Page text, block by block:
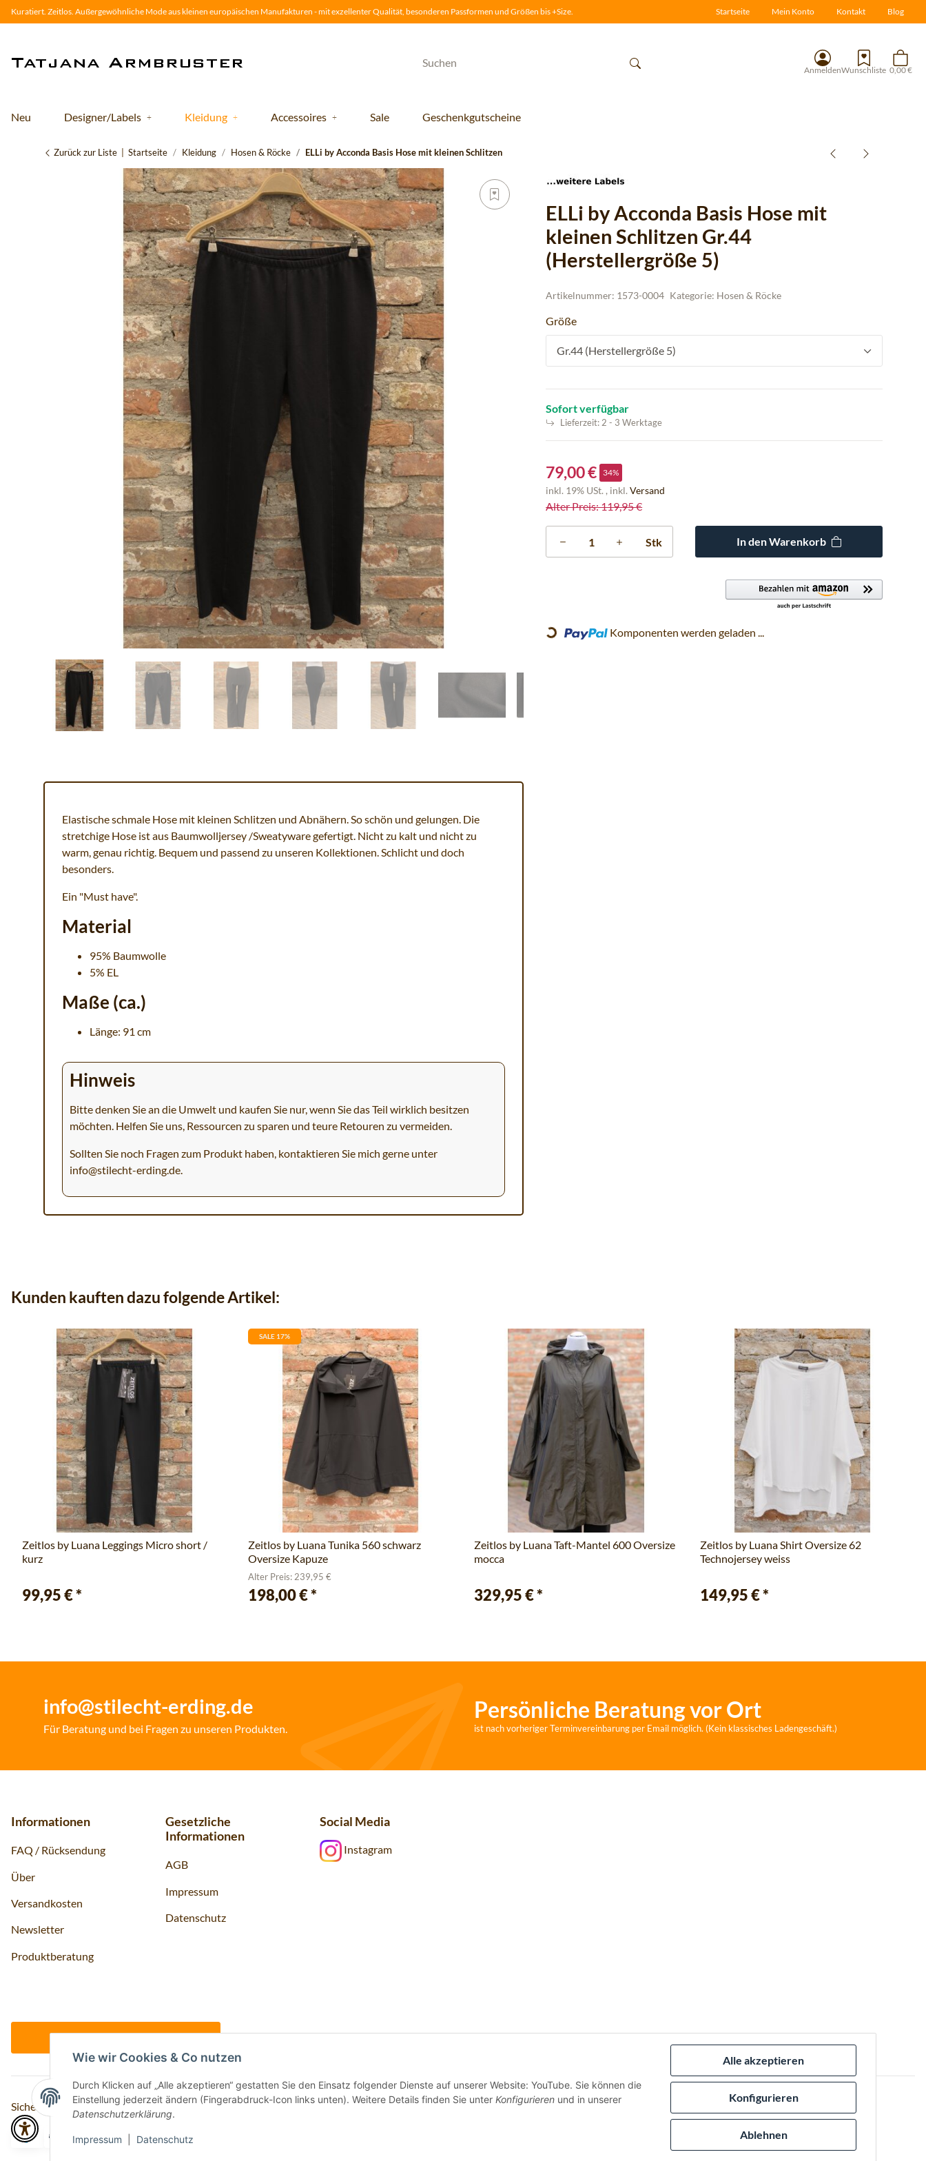
Alle akzeptieren
Konfigurieren
Ablehnen
Wie wir Cookies & Co nutzen
Durch Klicken auf „Alle akzeptieren“ gestatten Sie den Einsatz folgender Dienste auf unserer Website: YouTube. Sie können die
Einstellung jederzeit ändern (Fingerabdruck-Icon links unten). Weitere Details finden Sie unter Konfigurieren und in unserer
Datenschutzerklärung.
Impressum Datenschutz
Kuratiert. Zeitlos. Außergewöhnliche Mode aus kleinen europäischen Manufakturen - mit exzellenter Qualität, besonderen Passformen und Größen bis +Size. Startseite Mein Konto Kontakt Blog
AnmeldenWunschliste 0,00 €
Neu Designer/Labels Kleidung Accessoires Sale Geschenkgutscheine
Zurück zur Liste Startseite Kleidung Hosen & Röcke ELLi by Acconda Basis Hose mit kleinen Schlitzen
ELLi by Acconda Basis Hose mit
kleinen Schlitzen Gr.44
(Herstellergröße 5)
Artikelnummer: 1573-0004 Kategorie: Hosen & Röcke
Größe
Gr.44 (Herstellergröße 5)
Sofort verfügbar
Lieferzeit:2 - 3 Werktage
79,00 € 34%
inkl. 19% USt. , inkl.Versand
Alter Preis: 119,95 €
Stk In den Warenkorb
Loading... Komponenten werden geladen ...
Elastische schmale Hose mit kleinen Schlitzen und Abnähern. So schön und gelungen. Die
stretchige Hose ist aus Baumwolljersey /Sweatyware gefertigt. Nicht zu kalt und nicht zu
warm, genau richtig. Bequem und passend zu unseren Kollektionen. Schlicht und doch
besonders.
Ein "Must have".
Material
95% Baumwolle
5% EL
Maße (ca.)
Länge: 91 cm
Hinweis
Bitte denken Sie an die Umwelt und kaufen Sie nur, wenn Sie das Teil wirklich besitzen
möchten. Helfen Sie uns, Ressourcen zu sparen und teure Retouren zu vermeiden.
Sollten Sie noch Fragen zum Produkt haben, kontaktieren Sie mich gerne unter
info@stilecht-erding.de.
Kunden kauften dazu folgende Artikel:
Zeitlos by Luana Leggings Micro short /
kurz
99,95 €*
SALE 17%
Zeitlos by Luana Tunika 560 schwarz
Oversize Kapuze
Alter Preis: 239,95 €
198,00 €*
Zeitlos by Luana Taft-Mantel 600 Oversize
mocca
329,95 €*
Zeitlos by Luana Shirt Oversize 62
Technojersey weiss
149,95 €*
info@stilecht-erding.de
Für Beratung und bei Fragen zu unseren Produkten.
Persönliche Beratung vor Ort
ist nach vorheriger Terminvereinbarung per Email möglich. (Kein klassisches Ladengeschäft.)
Informationen
FAQ / Rücksendung
Über
Versandkosten
Newsletter
Produktberatung
Gesetzliche
Informationen
AGB
Impressum
Datenschutz
Social Media
Instagram
Vertrag widerrufen
Sicher bezahlen via: Wir versenden via: